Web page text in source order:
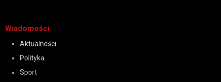
Wiadomości
Aktualności
Polityka
Sport